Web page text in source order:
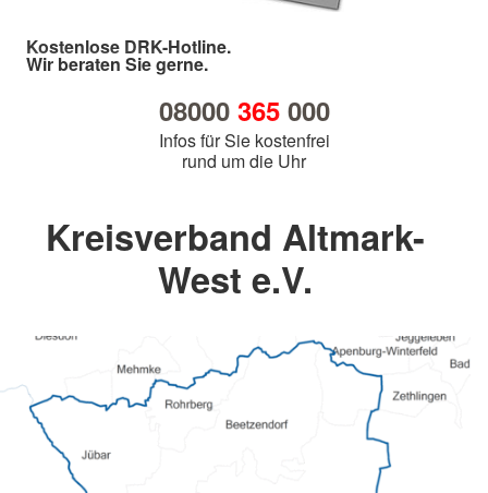
Kostenlose DRK-Hotline.
Wir beraten Sie gerne.
08000 365000
Infos für Sie kostenfrei
rund um die Uhr
Kreisverband Altmark-
West e.V.